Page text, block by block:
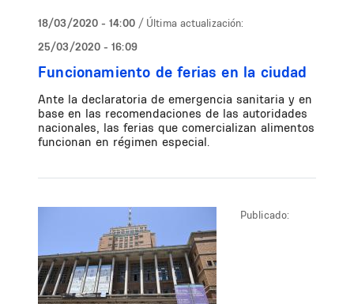
18/03/2020 - 14:00 / Última actualización:
25/03/2020 - 16:09
Funcionamiento de ferias en la ciudad
Ante la declaratoria de emergencia sanitaria y en
base en las recomendaciones de las autoridades
nacionales, las ferias que comercializan alimentos
funcionan en régimen especial.
Publicado: